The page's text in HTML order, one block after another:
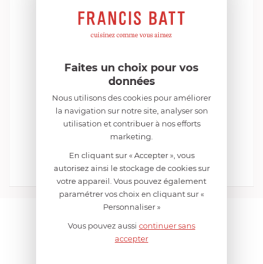
PEUGEOT
Moulin à Poivre Manuel 9 cm en Acrylique
Transparent NANCY
EN RUPTURE DE STOCK MOMENTANÉE
25,52 €
Comparer
AIDE AU CHOIX
Faites un choix pour vos
données
Nous utilisons des cookies pour améliorer
la navigation sur notre site, analyser son
utilisation et contribuer à nos efforts
marketing.
En cliquant sur « Accepter », vous
autorisez ainsi le stockage de cookies sur
votre appareil. Vous pouvez également
paramétrer vos choix en cliquant sur «
Personnaliser »
Vous pouvez aussicontinuer sans
accepter